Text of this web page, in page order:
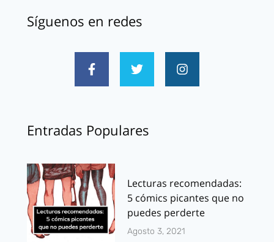
Síguenos en redes
Entradas Populares
Lecturas recomendadas:
5 cómics picantes que no
puedes perderte
Agosto 3, 2021